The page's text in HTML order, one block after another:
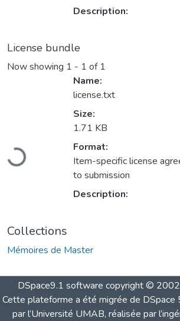
Description:
License bundle
Now showing 1 - 1 of 1
Loading...
Name:
license.txt
Size:
1.71 KB
Format:
Item-specific license
to submission
Description:
Collections
Mémoires de Master
DSpace9.1 software copyright ©
Cette plateforme a été migrée de DSpace
par l’Université UMAB, réalisée par